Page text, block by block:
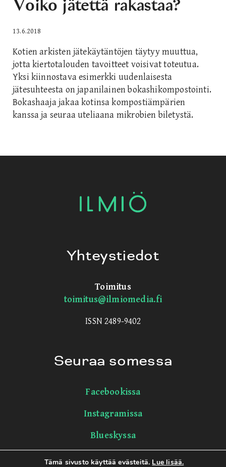
Voiko jätettä rakastaa?
13.6.2018
Kotien arkisten jätekäytäntöjen täytyy muuttua,
jotta kiertotalouden tavoitteet voisivat toteutua.
Yksi kiinnostava esimerkki uudenlaisesta
jätesuhteesta on japanilainen bokashikompostointi.
Bokashaaja jakaa kotinsa kompostiämpärien
kanssa ja seuraa uteliaana mikrobien biletystä.
Yhteystiedot
Toimitus
toimitus@ilmiomedia.fi
ISSN 2489-9402
Seuraa somessa
Facebookissa
Instagramissa
Blueskyssa
LinkedInissä
Tämä sivusto käyttää evästeitä. Lue lisää.